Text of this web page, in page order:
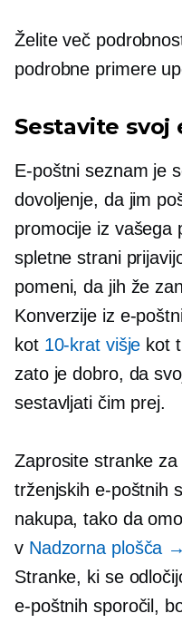
Želite več
podrobne primere
Sestavite svoj
E-poštni seznam je
dovoljenje, da jim
promocije iz vašega
spletne strani
pomeni, da jih že
Konverzije iz e-
kot 10-krat višje kot
zato je dobro, da
sestavljati čim prej.
Zaprosite stranke
trženjskih e-poštnih
nakupa, tako da
v Nadzorna plošča
Stranke, ki se
e-poštnih sporočil,